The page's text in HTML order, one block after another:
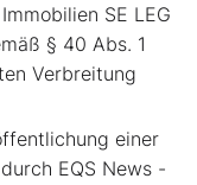
SE LEG
§ 40 Abs. 1
Verbreitung
einer
EQS News -